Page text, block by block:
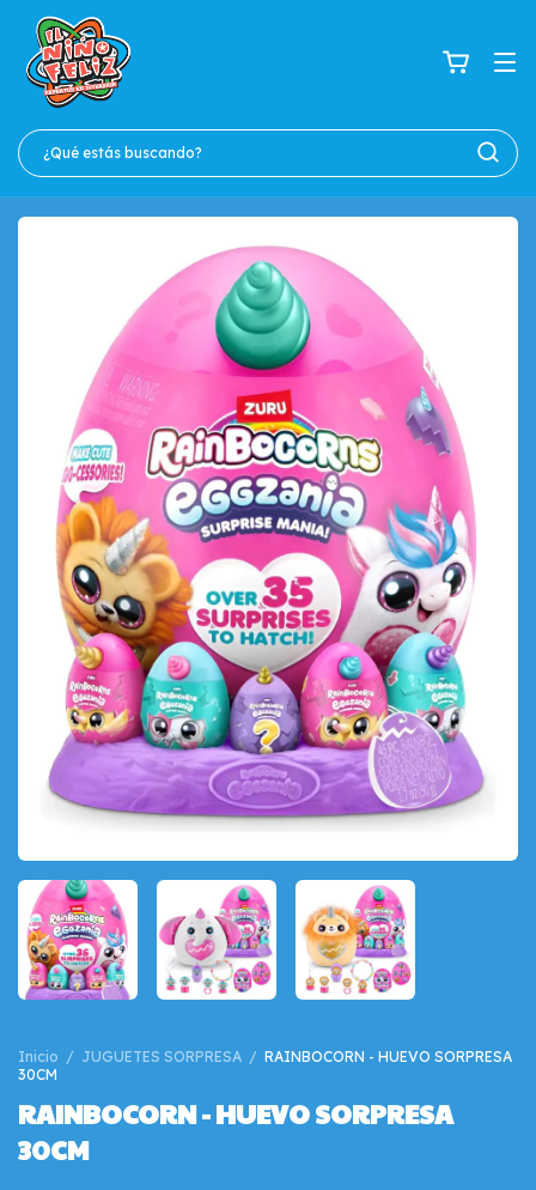
Inicio / JUGUETES SORPRESA / RAINBOCORN - HUEVO SORPRESA
30CM
RAINBOCORN - HUEVO SORPRESA
30CM